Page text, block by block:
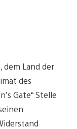
dem Land der
des
Gate“ Stelle